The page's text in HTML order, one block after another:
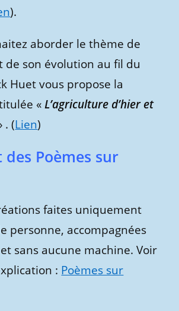
).
aborder le thème de
de son évolution au fil du
Huet vous propose la
«L’agriculture d’hier et
. (Lien)
des Poèmes sur
faites uniquement
personne, accompagnées
sans aucune machine. Voir
: Poèmes sur